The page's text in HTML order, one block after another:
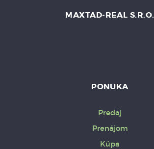
MAXTAD-REAL S.R.O.
PONUKA
Predaj
Prenájom
Kúpa